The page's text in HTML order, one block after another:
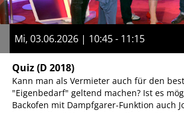
Mi, 03.06.2026 | 10:45 - 11:15
Quiz(D 2018)
Kann man als Vermieter auch für den
"Eigenbedarf" geltend machen? Ist es
Backofen mit Dampfgarer-Funktion auch